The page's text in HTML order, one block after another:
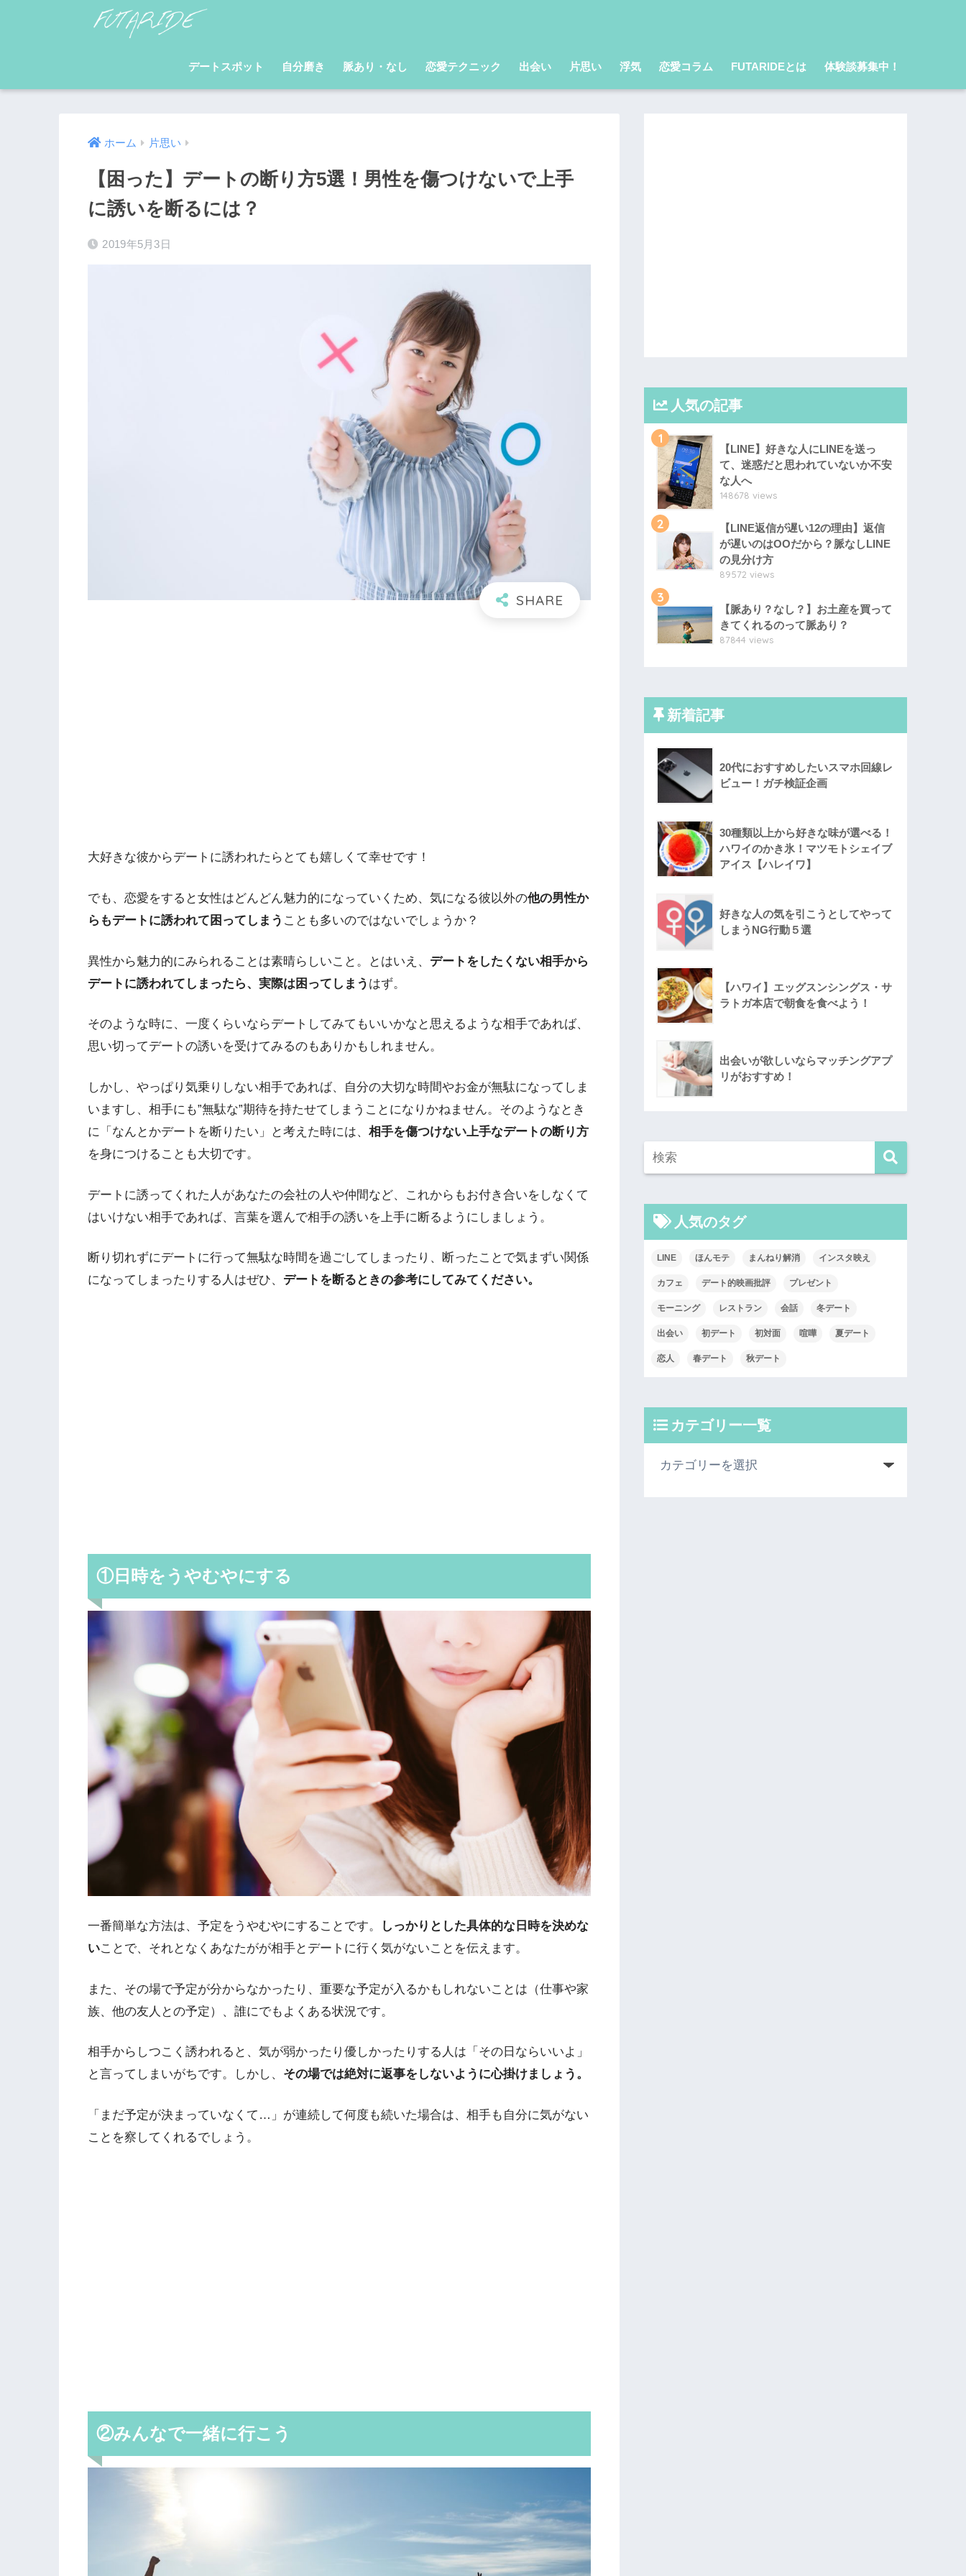
デートスポット 自分磨き 脈あり・なし 恋愛テクニック 出会い 片思い 浮気 恋愛コラム FUTARIDEとは 体験談募集中！
ホーム 片思い
【困った】デートの断り方5選！男性を傷つけないで上手
に誘いを断るには？
2019年5月3日
大好きな彼からデートに誘われたらとても嬉しくて幸せです！
でも、恋愛をすると女性はどんどん魅力的になっていくため、気になる彼以外の他の男性か
らもデートに誘われて困ってしまう ことも多いのではないでしょうか？
異性から魅力的にみられることは素晴らしいこと。とはいえ、 デートをしたくない相手から
デートに誘われてしまったら、実際は困ってしまう はず。
そのような時に、一度くらいならデートしてみてもいいかなと思えるような相手であれば、
思い切ってデートの誘いを受けてみるのもありかもしれません。
しかし、やっぱり気乗りしない相手であれば、自分の大切な時間やお金が無駄になってしま
いますし、相手にも”無駄な”期待を持たせてしまうことになりかねません。そのようなとき
に「なんとかデートを断りたい」と考えた時には、 相手を傷つけない上手なデートの断り方
を身につけることも大切です。
デートに誘ってくれた人があなたの会社の人や仲間など、これからもお付き合いをしなくて
はいけない相手であれば、言葉を選んで相手の誘いを上手に断るようにしましょう。
断り切れずにデートに行って無駄な時間を過ごしてしまったり、断ったことで気まずい関係
になってしまったりする人はぜひ、 デートを断るときの参考にしてみてください。
①日時をうやむやにする
一番簡単な方法は、予定をうやむやにすることです。
しっかりとした具体的な日時を決めな
いことで、それとなくあなたがが相手とデートに行く気がないことを伝えます。
また、その場で予定が分からなかったり、重要な予定が入るかもしれないことは（仕事や家
族、他の友人との予定）、誰にでもよくある状況です。
相手からしつこく誘われると、気が弱かったり優しかったりする人は「その日ならいいよ」
と言ってしまいがちです。しかし、 その場では絶対に返事をしないように心掛けましょう。
「まだ予定が決まっていなくて…」が連続して何度も続いた場合は、相手も自分に気がない
ことを察してくれるでしょう。
②みんなで一緒に行こう
人気の記事
1
【LINE】好きな人にLINEを送っ
て、迷惑だと思われていないか不安
な人へ
148678 views
2
【LINE返信が遅い12の理由】返信
が遅いのはOOだから？脈なしLINE
の見分け方
89572 views
3
【脈あり？なし？】お土産を買って
きてくれるのって脈あり？
87844 views
新着記事
20代におすすめしたいスマホ回線レ
ビュー！ガチ検証企画
30種類以上から好きな味が選べる！
ハワイのかき氷！マツモトシェイブ
アイス【ハレイワ】
好きな人の気を引こうとしてやって
しまうNG行動５選
【ハワイ】エッグスンシングス・サ
ラトガ本店で朝食を食べよう！
出会いが欲しいならマッチングアプ
リがおすすめ！
人気のタグ
LINE ほんモテ まんねり解消 インスタ映え
カフェ デート的映画批評 プレゼント
モーニング レストラン 会話 冬デート
出会い 初デート 初対面 喧嘩 夏デート
恋人 春デート 秋デート
カテゴリー一覧